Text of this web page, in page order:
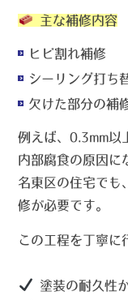
主な補修内容
ヒビ割れ補修
シーリング打ち
欠けた部分の補
例えば、0.3mm以
内部腐食の原因に
名東区の住宅でも
修が必要です。
この工程を丁寧に
塗装の耐久性